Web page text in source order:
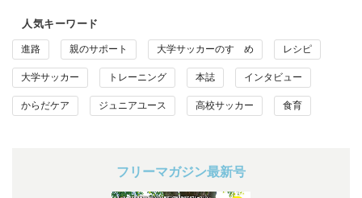
人気キーワード
進路 親のサポート 大学サッカーのすゝめ レシピ
大学サッカー トレーニング 本誌 インタビュー
からだケア ジュニアユース 高校サッカー 食育
フリーマガジン最新号